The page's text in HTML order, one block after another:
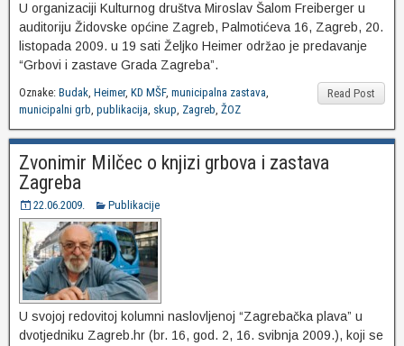
U organizaciji Kulturnog društva Miroslav Šalom Freiberger u
auditoriju Židovske općine Zagreb, Palmotićeva 16, Zagreb, 20.
listopada 2009. u 19 sati Željko Heimer održao je predavanje
“Grbovi i zastave Grada Zagreba”.
Read Post
Oznake: Budak, Heimer, KD MŠF, municipalna zastava,
municipalni grb, publikacija, skup, Zagreb, ŽOZ
Zvonimir Milčec o knjizi grbova i zastava
Zagreba
22.06.2009. Publikacije
U svojoj redovitoj kolumni naslovljenoj “Zagrebačka plava” u
dvotjedniku Zagreb.hr (br. 16, god. 2, 16. svibnja 2009.), koji se